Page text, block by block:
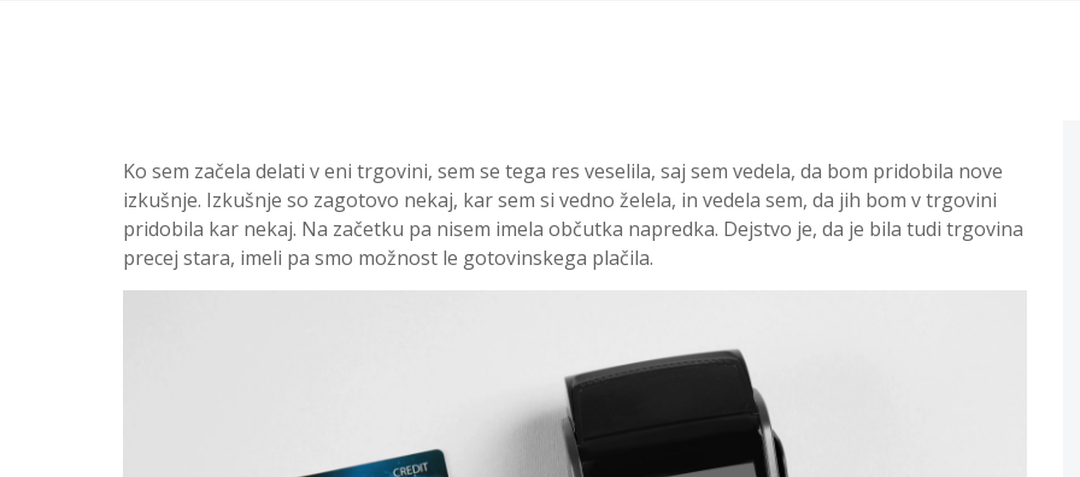
Ko sem začela delati v eni trgovini, sem se tega res veselila, saj sem vedela, da bom pridobila nove
izkušnje. Izkušnje so zagotovo nekaj, kar sem si vedno želela, in vedela sem, da jih bom v trgovini
pridobila kar nekaj. Na začetku pa nisem imela občutka napredka. Dejstvo je, da je bila tudi trgovina
precej stara, imeli pa smo možnost le gotovinskega plačila.